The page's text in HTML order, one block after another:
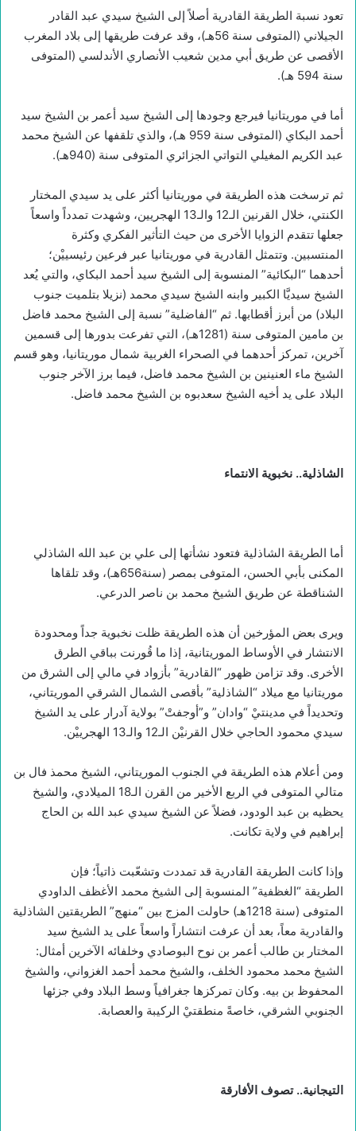
تعود نسبة الطريقة القادرية أصلاً إلى الشيخ سيدي عبد القادر
الجيلاني (المتوفى سنة 56هـ)، وقد عرفت طريقها إلى بلاد المغرب
الأقصى عن طريق أبي مدين شعيب الأنصاري الأندلسي (المتوفى
سنة 594 هـ).
أما في موريتانيا فيرجع وجودها إلى الشيخ سيد أعمر بن الشيخ سيد
أحمد البكاي (المتوفى سنة 959 هـ)، والذي تلقفها عن الشيخ محمد
عبد الكريم المغيلي التواتي الجزائري المتوفى سنة (940هـ).
ثم ترسخت هذه الطريقة في موريتانيا أكثر على يد سيدي المختار
الكنتي، خلال القرنين الـ12 والـ13 الهجريين، وشهدت تمدداً واسعاً
جعلها تتقدم الزوايا الأخرى من حيث التأثير الفكري وكثرة
المنتسبين. وتتمثل القادرية في موريتانيا عبر فرعين رئيسييْن؛
أحدهما “البكائية” المنسوبة إلى الشيخ سيد أحمد البكاي، والتي يُعد
الشيخ سيديَّا الكبير وابنه الشيخ سيدي محمد (نزيلا بتلميت جنوب
البلاد) من أبرز أقطابها. ثم “الفاضلية” نسبة إلى الشيخ محمد فاضل
بن مامين المتوفى سنة (1281هـ)، التي تفرعت بدورها إلى قسمين
آخرين، تمركز أحدهما في الصحراء الغربية شمال موريتانيا، وهو قسم
الشيخ ماء العنينين بن الشيخ محمد فاضل، فيما برز الآخر جنوب
البلاد على يد أخيه الشيخ سعدبوه بن الشيخ محمد فاضل.
الشاذلية.. نخبوية الانتماء
أما الطريقة الشاذلية فتعود نشأتها إلى علي بن عبد الله الشاذلي
المكنى بأبي الحسن، المتوفى بمصر (سنة656هـ)، وقد تلقاها
الشناقطة عن طريق الشيخ محمد بن ناصر الدرعي.
ويرى بعض المؤرخين أن هذه الطريقة ظلت نخبوية جداً ومحدودة
الانتشار في الأوساط الموريتانية، إذا ما قُورنت بباقي الطرق
الأخرى. وقد تزامن ظهور “القادرية” بأزواد في مالي إلى الشرق من
موريتانيا مع ميلاد “الشاذلية” بأقصى الشمال الشرقي الموريتاني،
وتحديداً في مدينتيْ “وادان” و”أوجفتْ” بولاية آدرار على يد الشيخ
سيدي محمود الحاجي خلال القرنيْن الـ12 والـ13 الهجرييْن.
ومن أعلام هذه الطريقة في الجنوب الموريتاني، الشيخ محمذ فال بن
متالي المتوفى في الربع الأخير من القرن الـ18 الميلادي، والشيخ
يحظيه بن عبد الودود، فضلاً عن الشيخ سيدي عبد الله بن الحاج
إبراهيم في ولاية تكانت.
وإذا كانت الطريقة القادرية قد تمددت وتشعّبت ذاتياً؛ فإن
الطريقة “الغظفية” المنسوبة إلى الشيخ محمد الأغظف الداودي
المتوفى (سنة 1218هـ) حاولت المزج بين “منهج” الطريقتين الشاذلية
والقادرية معاً، بعد أن عرفت انتشاراً واسعاً على يد الشيخ سيد
المختار بن طالب أعمر بن نوح البوصادي وخلفائه الآخرين أمثال:
الشيخ محمد محمود الخلف، والشيخ محمد أحمد الغزواني، والشيخ
المحفوظ بن بيه. وكان تمركزها جغرافياً وسط البلاد وفي جزئها
الجنوبي الشرقي، خاصةً منطقتيْ الركيبة والعصابة.
التيجانية.. تصوف الأفارقة